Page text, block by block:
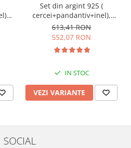
Set din argint 925 (
cercei+pandantiv+inel),
Piatra: opal japonez si
marcasite, Culoare: mov,
Sonis Silver
613,41 RON
552,07 RON
IN STOC
VEZI VARIANTE
SOCIAL